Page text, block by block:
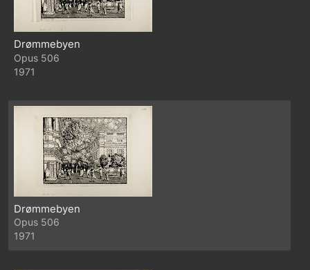
Drømmebyen
506
1971
Drømmebyen
506
1971